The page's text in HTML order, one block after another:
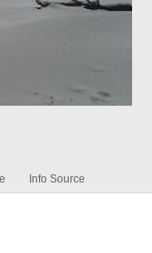
Info Source